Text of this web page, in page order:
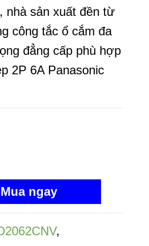
nhà sản xuất đền từ
công tắc ổ cắm đa
đẳng cấp phù hợp
2P 6A Panasonic
ngay
,